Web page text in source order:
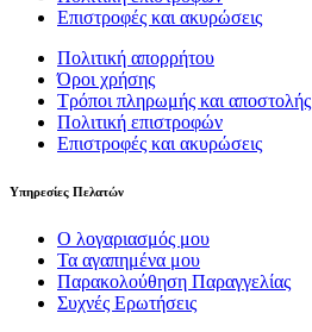
Επιστροφές και ακυρώσεις
Πολιτική απορρήτου
Όροι χρήσης
Τρόποι πληρωμής και αποστολής
Πολιτική επιστροφών
Επιστροφές και ακυρώσεις
Υπηρεσίες Πελατών
Ο λογαριασμός μου
Τα αγαπημένα μου
Παρακολούθηση Παραγγελίας
Συχνές Ερωτήσεις